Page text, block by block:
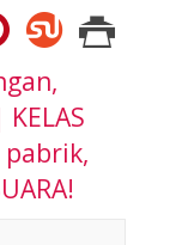
pabrik,